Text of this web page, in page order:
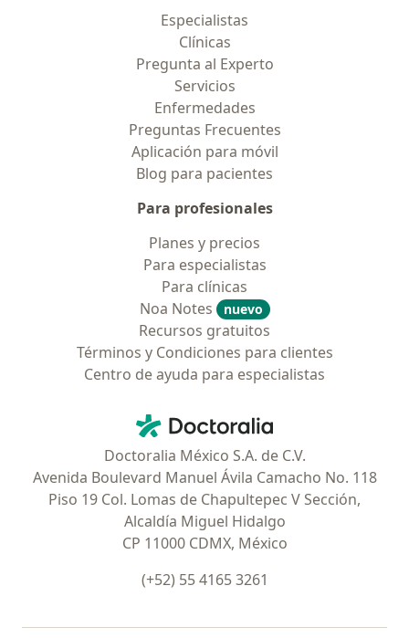
Especialistas
Clínicas
Pregunta al Experto
Servicios
Enfermedades
Preguntas Frecuentes
Aplicación para móvil
Blog para pacientes
Para profesionales
Planes y precios
Para especialistas
Para clínicas
Noa Notes
nuevo
Recursos gratuitos
Términos y Condiciones para clientes
Centro de ayuda para especialistas
Doctoralia - Página de inicio
Doctoralia México S.A. de C.V.
Avenida Boulevard Manuel Ávila Camacho No. 118
Piso 19 Col. Lomas de Chapultepec V Sección,
Alcaldía Miguel Hidalgo
CP 11000 CDMX, México
(+52) 55 4165 3261